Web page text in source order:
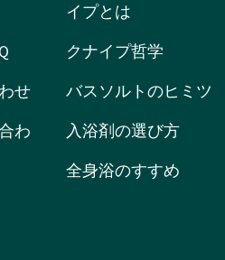
せ
わ
イプとは
クナイプ哲学
バスソルトのヒミツ
入浴剤の選び方
全身浴のすすめ